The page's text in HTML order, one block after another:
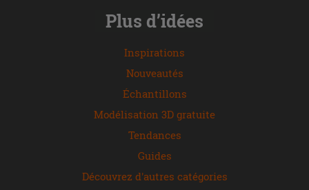
Plus d’idées
Inspirations
Nouveautés
Échantillons
Modélisation 3D gratuite
Tendances
Guides
Découvrez d'autres catégories